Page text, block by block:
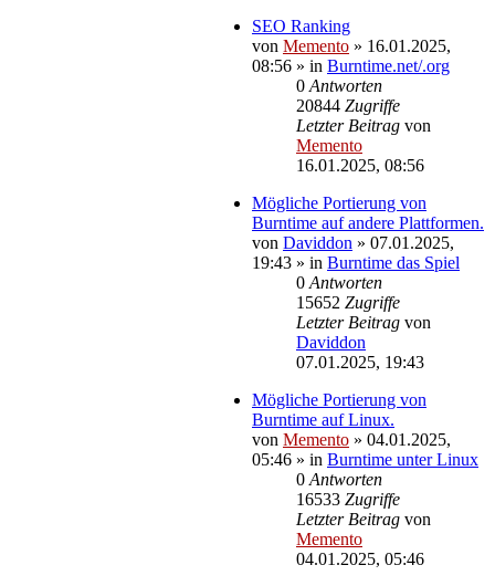
SEO Ranking
von Memento » 16.01.2025,
08:56 » in Burntime.net/.org
0 Antworten
20844 Zugriffe
Letzter Beitrag von
Memento
16.01.2025, 08:56
Mögliche Portierung von
Burntime auf andere Plattformen.
von Daviddon » 07.01.2025,
19:43 » in Burntime das Spiel
0 Antworten
15652 Zugriffe
Letzter Beitrag von
Daviddon
07.01.2025, 19:43
Mögliche Portierung von
Burntime auf Linux.
von Memento » 04.01.2025,
05:46 » in Burntime unter Linux
0 Antworten
16533 Zugriffe
Letzter Beitrag von
Memento
04.01.2025, 05:46